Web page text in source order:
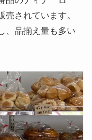
売されています。
、品揃え量も多い